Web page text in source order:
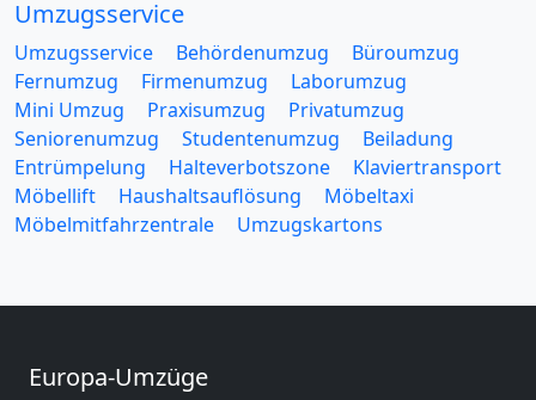
Umzugsservice
Umzugsservice Behördenumzug
Büroumzug
Fernumzug
Firmenumzug
Laborumzug
Mini Umzug
Praxisumzug
Privatumzug
Seniorenumzug
Studentenumzug
Beiladung
Entrümpelung
Halteverbotszone
Klaviertransport
Möbellift
Haushaltsauflösung
Möbeltaxi
Möbelmitfahrzentrale
Umzugskartons
Europa-Umzüge